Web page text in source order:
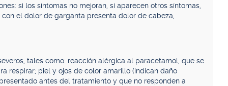
si los síntomas no mejoran, si aparecen otros síntomas,
el dolor de garganta presenta dolor de cabeza,
tales como: reacción alérgica al paracetamol, que se
respirar; piel y ojos de color amarillo (indican daño
antes del tratamiento y que no responden a